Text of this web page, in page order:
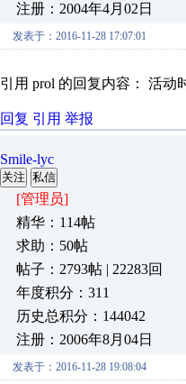
注册：2004年4月02日
发表于：2016-11-28 17:07:01
引用 prol 的回复内容： 活动
回复 引用 举报
Smile-lyc
关注 私信
[管理员]
精华：114帖
求助：50帖
帖子：2793帖 | 22283回
年度积分：311
历史总积分：144042
注册：2006年8月04日
发表于：2016-11-28 19:08:04